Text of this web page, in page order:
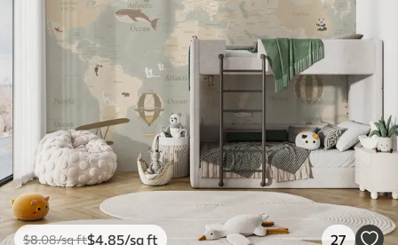
$8.08/sq ft$4 .85/sq ft 27